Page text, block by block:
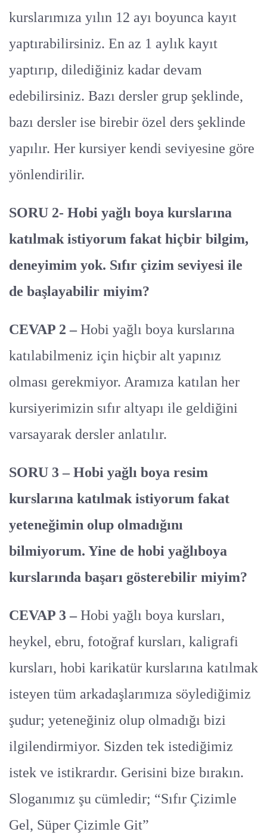
kurslarımıza yılın 12 ayı boyunca kayıt
yaptırabilirsiniz. En az 1 aylık kayıt
yaptırıp, dilediğiniz kadar devam
edebilirsiniz. Bazı dersler grup şeklinde,
bazı dersler ise birebir özel ders şeklinde
yapılır. Her kursiyer kendi seviyesine göre
yönlendirilir.
SORU 2- Hobi yağlı boya kurslarına
katılmak istiyorum fakat hiçbir bilgim,
deneyimim yok. Sıfır çizim seviyesi ile
de başlayabilir miyim?
CEVAP 2 –Hobi yağlı boya kurslarına
katılabilmeniz için hiçbir alt yapınız
olması gerekmiyor. Aramıza katılan her
kursiyerimizin sıfır altyapı ile geldiğini
varsayarak dersler anlatılır.
SORU 3 – Hobi yağlı boya resim
kurslarına katılmak istiyorum fakat
yeteneğimin olup olmadığını
bilmiyorum. Yine de hobi yağlıboya
kurslarında başarı gösterebilir miyim?
CEVAP 3 –Hobi yağlı boya kursları,
heykel, ebru, fotoğraf kursları, kaligrafi
kursları, hobi karikatür kurslarına katılmak
isteyen tüm arkadaşlarımıza söylediğimiz
şudur; yeteneğiniz olup olmadığı bizi
ilgilendirmiyor. Sizden tek istediğimiz
istek ve istikrardır. Gerisini bize bırakın.
Sloganımız şu cümledir; “Sıfır Çizimle
Gel, Süper Çizimle Git”